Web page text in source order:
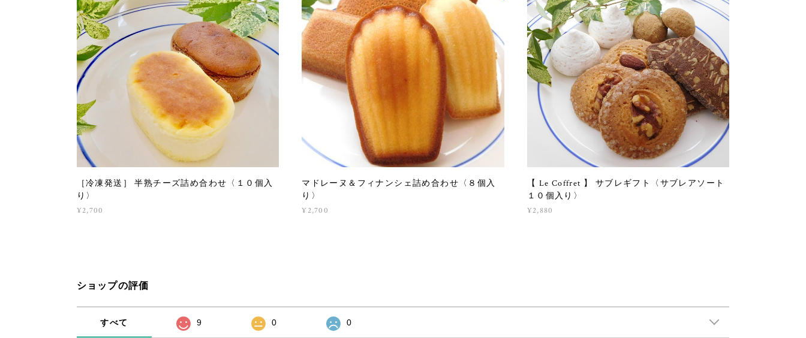
［冷凍発送］ 半熟チーズ詰め合わせ〈１０個入
り〉
¥2,700
マドレーヌ＆フィナンシェ詰め合わせ〈８個入
り〉
¥2,700
【 Le Coffret 】 サブレギフト〈サブレアソート
１０個入り〉
¥2,880
ショップの評価
すべて 9 0 0